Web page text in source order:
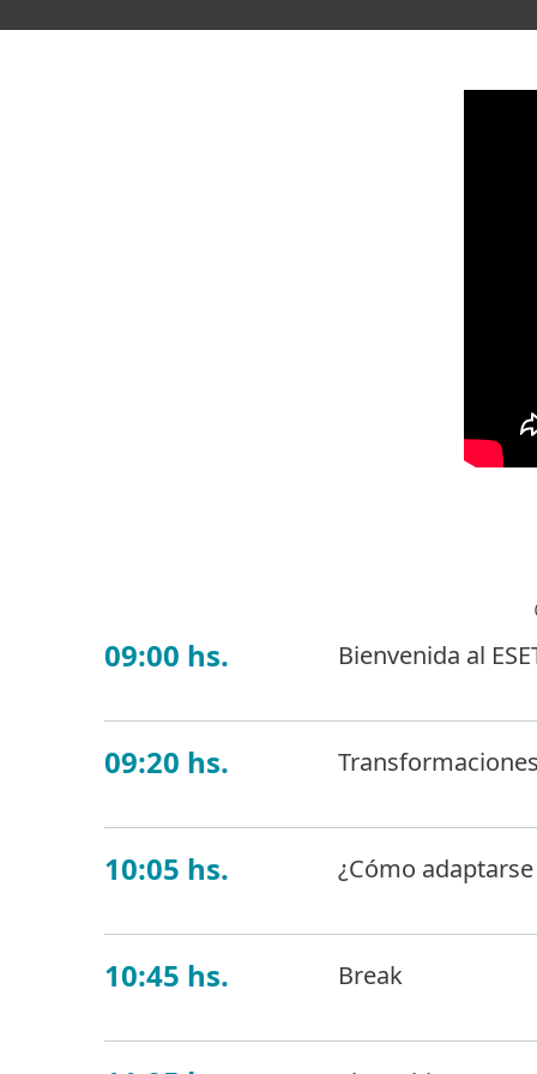
09:00 hs. Bienvenida al
09:20 hs.
10:05 hs. ¿Cómo
10:45 hs. Break